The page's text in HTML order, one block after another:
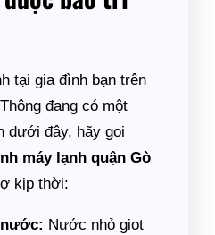
tại gia đình bạn trên
đang có một
dưới đây, hãy gọi
máy lạnh quận Gò
kịp thời:
Nước nhỏ giọt